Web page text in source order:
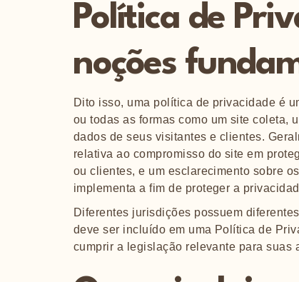
Política de
noções
Dito isso, uma política de privacidade é
ou todas as formas como um site coleta,
dados de seus visitantes e clientes.
relativa ao compromisso do site em
ou clientes, e um esclarecimento sobre
implementa a fim de proteger a
Diferentes jurisdições possuem
deve ser incluído em uma Política de
cumprir a legislação relevante para suas